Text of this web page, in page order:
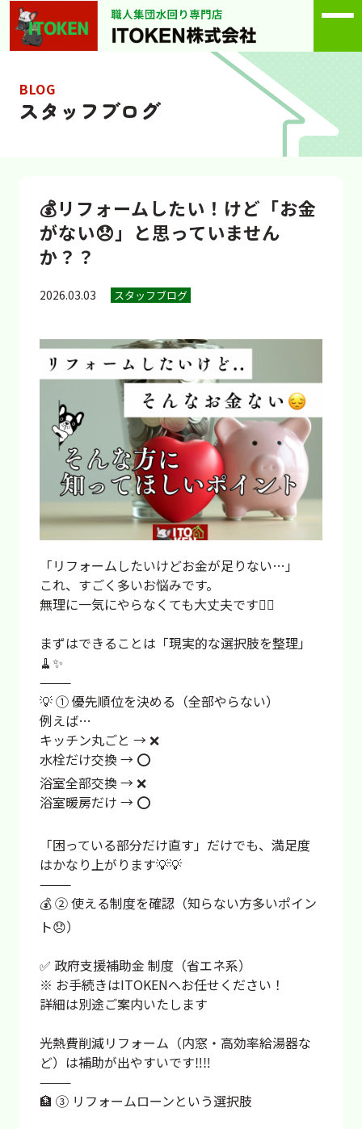
BLOG
スタッフブログ
💰リフォームしたい！けど「お金
がない😞」と思っていません
か？？
2026.03.03 スタッフブログ
「リフォームしたいけどお金が足りない…」
これ、すごく多いお悩みです。
無理に一気にやらなくても大丈夫です🙆‍♀️
まずはできることは「現実的な選択肢を整理」
🧹✨
⸻
💡 ① 優先順位を決める（全部やらない）
例えば…
キッチン丸ごと → ❌
水栓だけ交換 → ⭕
浴室全部交換 → ❌
浴室暖房だけ → ⭕
「困っている部分だけ直す」だけでも、満足度
はかなり上がります💡💡
⸻
💰 ② 使える制度を確認（知らない方多いポイン
ト😞）
✅ 政府支援補助金 制度（省エネ系）
※ お手続きはITOKENへお任せください！
詳細は別途ご案内いたします
光熱費削減リフォーム（内窓・高効率給湯器な
ど）は補助が出やすいです‼️‼️
⸻
🏦 ③ リフォームローンという選択肢